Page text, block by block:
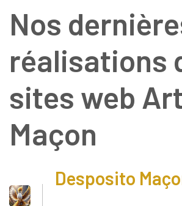
Nos
réalisations
sites web
Maçon
Desposito